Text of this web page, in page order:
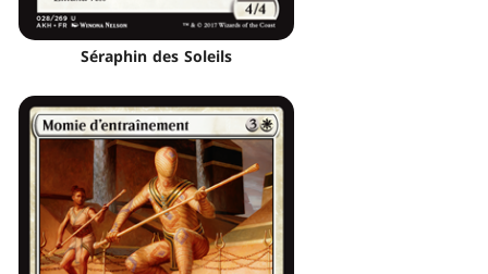
Séraphin des Soleils